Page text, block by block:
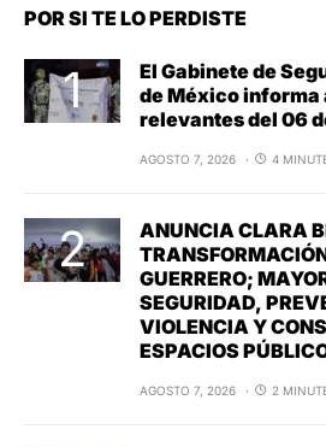
POR SI TE LO PERDISTE
El Gabinete de
de México informa
relevantes del 06
AGOSTO 7, 2026 4
ANUNCIA CLARA
GUERRERO;
SEGURIDAD,
VIOLENCIA Y
ESPACIOS
AGOSTO 7, 2026 2